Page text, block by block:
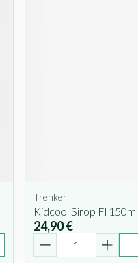
Trenker
Kidcool Sirop Fl 150ml
24,90 €
Quantité